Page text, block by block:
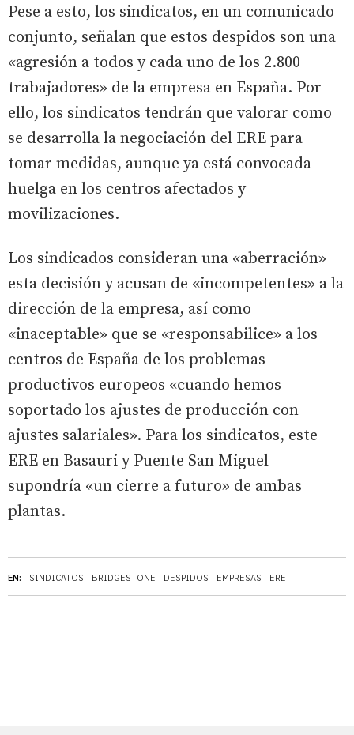
EN: SINDICATOS BRIDGESTONE DESPIDOS EMPRESAS ERE
Pese a esto, los sindicatos, en un comunicado
conjunto, señalan que estos despidos son una
«agresión a todos y cada uno de los 2.800
trabajadores» de la empresa en España. Por
ello, los sindicatos tendrán que valorar como
se desarrolla la negociación del ERE para
tomar medidas, aunque ya está convocada
huelga en los centros afectados y
movilizaciones.
Los sindicados consideran una «aberración»
esta decisión y acusan de «incompetentes» a la
dirección de la empresa, así como
«inaceptable» que se «responsabilice» a los
centros de España de los problemas
productivos europeos «cuando hemos
soportado los ajustes de producción con
ajustes salariales». Para los sindicatos, este
ERE en Basauri y Puente San Miguel
supondría «un cierre a futuro» de ambas
plantas.